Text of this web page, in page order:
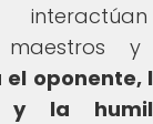
maestros
el oponente,
y la